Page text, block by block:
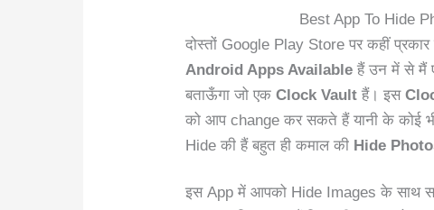
Best App To Hide
दोस्तों Google Play Store पर कहीं
Android Apps Available हैं उन में से मैं
बताऊँगा जो एकClock Vault हैं। इस
को आप change कर सकते हैं यानी के कोई
Hide की हैं बहुत ही कमाल की Hide
इस App में आपको Hide Images के साथ